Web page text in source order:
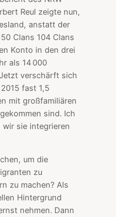
Reul zeigte nun,
anstatt der
Clans 104 Clans
Konto in den drei
als 14 000
verschärft sich
fast 1,5
mit großfamiliären
sind. Ich
sie integrieren
um die
zu
zu machen? Als
Hintergrund
nehmen. Dann